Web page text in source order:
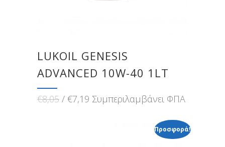
LUKOIL GENESIS
ADVANCED 10W-40 1LT
€8,05Original
price
€7,19 Η
τρέχουσα
Συμπεριλαμβάνει ΦΠΑ
Προσφορά!